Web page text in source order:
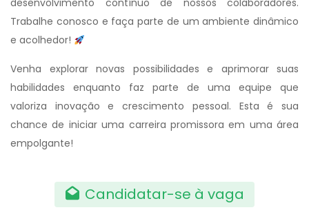
desenvolvimento contínuo de nossos colaboradores.
Trabalhe conosco e faça parte de um ambiente dinâmico
e acolhedor!
Venha explorar novas possibilidades e aprimorar suas
habilidades enquanto faz parte de uma equipe que
valoriza inovação e crescimento pessoal. Esta é sua
chance de iniciar uma carreira promissora em uma área
empolgante!
Candidatar-se à vaga